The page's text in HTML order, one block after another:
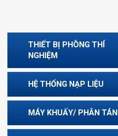
THIẾT BỊ PHÒNG THÍ
NGHIỆM
HỆ THỐNG NẠP LIỆU
MÁY KHUẤY/ PHÂN TÁN